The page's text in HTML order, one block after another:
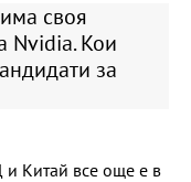
своя
Nvidia. Кои
за
Китай все още е в